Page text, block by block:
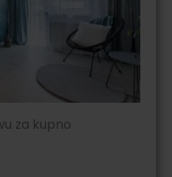
za kupno